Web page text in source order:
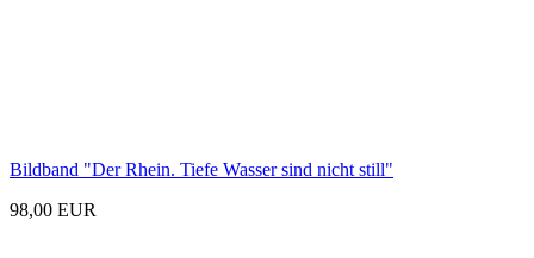
Bildband "Der Rhein. Tiefe Wasser sind nicht still"
98,00 EUR